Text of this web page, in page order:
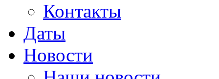
Контакты
Даты
Новости